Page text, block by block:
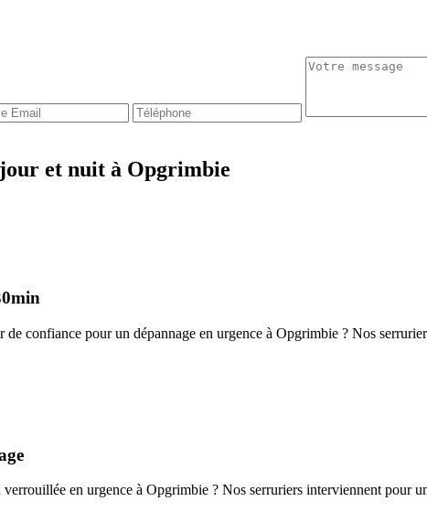
et nuit à Opgrimbie
de confiance pour un dépannage en urgence à Opgrimbie ? Nos
en urgence à Opgrimbie ? Nos serruriers interviennent pour